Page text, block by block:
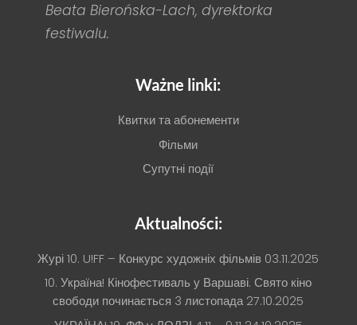
Beata Bierońska-Lach, dyrektorka
festiwalu.
Ważne linki:
Квитки та абонементи
Фільми
Супутні події
Aktualności:
Журі 10. U!FF – Конкурс художніх фільмів 03.11.2025
10. Україна! Кінофестиваль у Варшаві. Свято кіно
свободи починається 3 листопада 27.10.2025